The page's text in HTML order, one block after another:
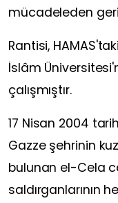
mücadeleden
Rantisi,
İslâm
çalışmıştır.
17 Nisan 2004
Gazze şehrinin
bulunan el-Cela
saldırganlarının